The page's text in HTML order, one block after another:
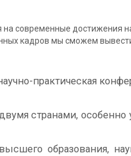
современные достижения
кадров мы сможем
практическая
странами, особенно
образования,